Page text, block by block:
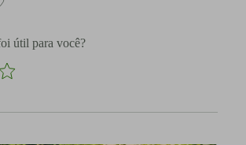
útil para você?